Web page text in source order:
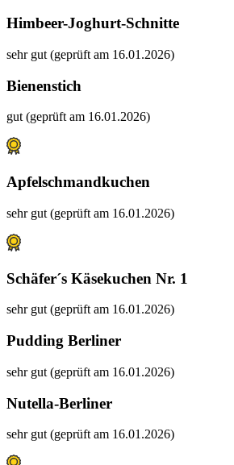
Himbeer-Joghurt-Schnitte
sehr gut (geprüft am 16.01.2026)
Bienenstich
gut (geprüft am 16.01.2026)
Apfelschmandkuchen
sehr gut (geprüft am 16.01.2026)
Schäfer´s Käsekuchen Nr. 1
sehr gut (geprüft am 16.01.2026)
Pudding Berliner
sehr gut (geprüft am 16.01.2026)
Nutella-Berliner
sehr gut (geprüft am 16.01.2026)